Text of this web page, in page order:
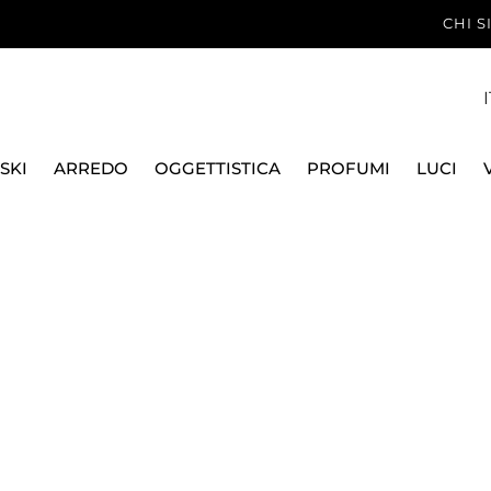
CHI
ARREDO OGGETTISTICA PROFUMI LUCI
RHS
COLLANA 5599153